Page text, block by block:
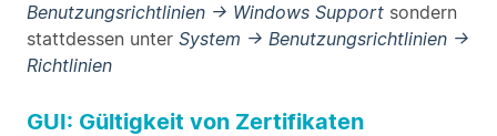
Benutzungsrichtlinien -> Windows Support sondern
stattdessen unter System -> Benutzungsrichtlinien ->
Richtlinien
GUI: Gültigkeit von Zertifikaten